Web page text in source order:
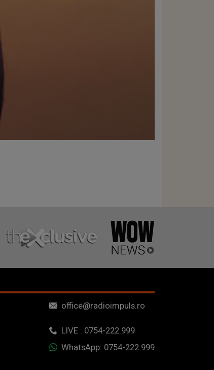
office@radioimpuls.ro
LIVE : 0754-222.999
WhatsApp: 0754-222.999